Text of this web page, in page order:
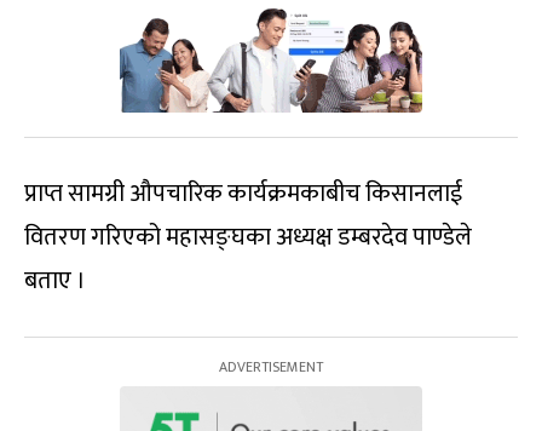
प्राप्त सामग्री औपचारिक कार्यक्रमकाबीच किसानलाई
वितरण गरिएको महासङ्घका अध्यक्ष डम्बरदेव पाण्डेले
बताए ।